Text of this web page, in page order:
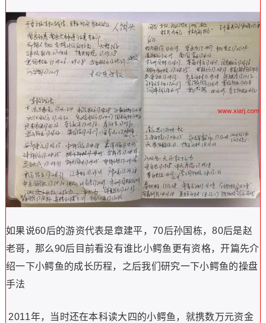
如果说60后的游资代表是章建平，70后孙国栋，80后是赵
老哥，那么90后目前看没有谁比小鳄鱼更有资格，开篇先介
绍一下小鳄鱼的成长历程，之后我们研究一下小鳄鱼的操盘
手法
2011年，当时还在本科读大四的小鳄鱼，就携数万元资金